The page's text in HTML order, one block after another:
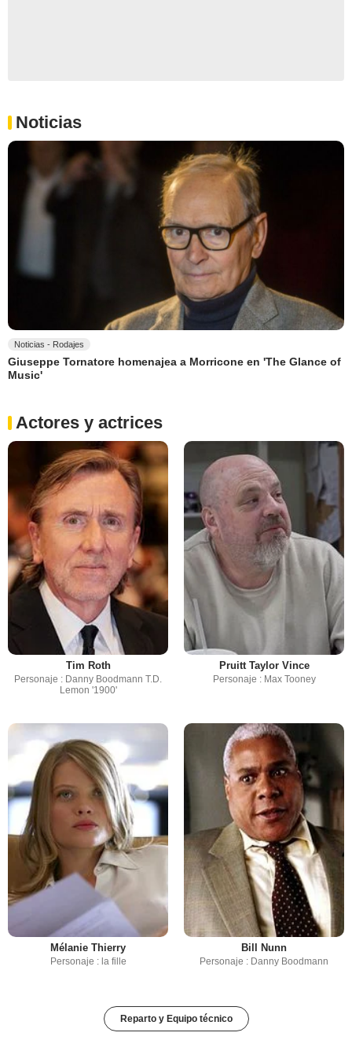
Noticias
Noticias - Rodajes
Giuseppe Tornatore homenajea a Morricone en 'The Glance of
Music'
Actores y actrices
Tim Roth
Personaje : Danny Boodmann T.D.
Lemon '1900'
Pruitt Taylor Vince
Personaje : Max Tooney
Mélanie Thierry
Personaje : la fille
Bill Nunn
Personaje : Danny Boodmann
Reparto y Equipo técnico